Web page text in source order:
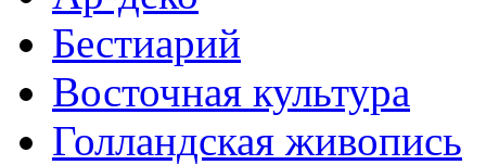
Бестиарий
Восточная культура
Голландская живопись